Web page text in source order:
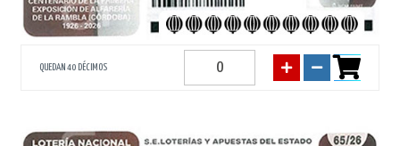
QUEDAN 40 DÉCIMOS